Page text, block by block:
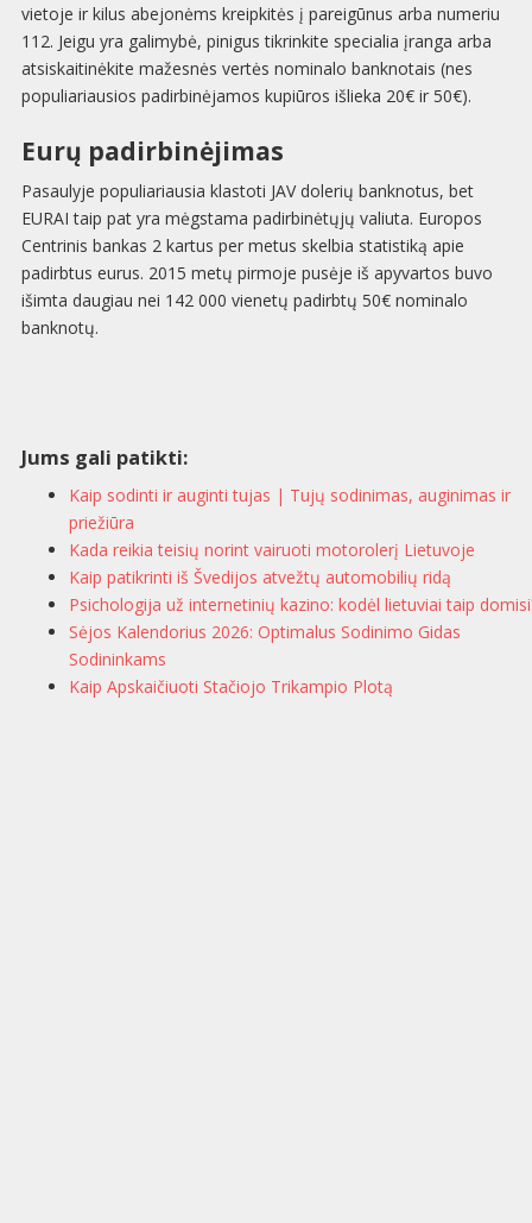
vietoje ir kilus abejonėms kreipkitės į pareigūnus arba numeriu
112. Jeigu yra galimybė, pinigus tikrinkite specialia įranga arba
atsiskaitinėkite mažesnės vertės nominalo banknotais (nes
populiariausios padirbinėjamos kupiūros išlieka 20€ ir 50€).
Eurų padirbinėjimas
Pasaulyje populiariausia klastoti JAV dolerių banknotus, bet
EURAI taip pat yra mėgstama padirbinėtųjų valiuta. Europos
Centrinis bankas 2 kartus per metus skelbia statistiką apie
padirbtus eurus. 2015 metų pirmoje pusėje iš apyvartos buvo
išimta daugiau nei 142 000 vienetų padirbtų 50€ nominalo
banknotų.
Jums gali patikti:
Kaip sodinti ir auginti tujas | Tujų sodinimas, auginimas ir
priežiūra
Kada reikia teisių norint vairuoti motorolerį Lietuvoje
Kaip patikrinti iš Švedijos atvežtų automobilių ridą
Psichologija už internetinių kazino: kodėl lietuviai taip
Sėjos Kalendorius 2026: Optimalus Sodinimo Gidas
Sodininkams
Kaip Apskaičiuoti Stačiojo Trikampio Plotą